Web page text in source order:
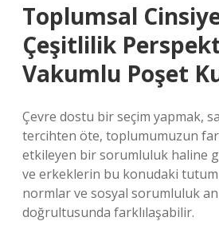
Toplumsal
Çeşitlilik
Vakumlu Poşet
Çevre dostu bir seçim yapmak,
tercihten öte, toplumumuzun
etkileyen bir sorumluluk haline
ve erkeklerin bu konudaki
normlar ve sosyal sorumluluk
doğrultusunda farklılaşabilir.